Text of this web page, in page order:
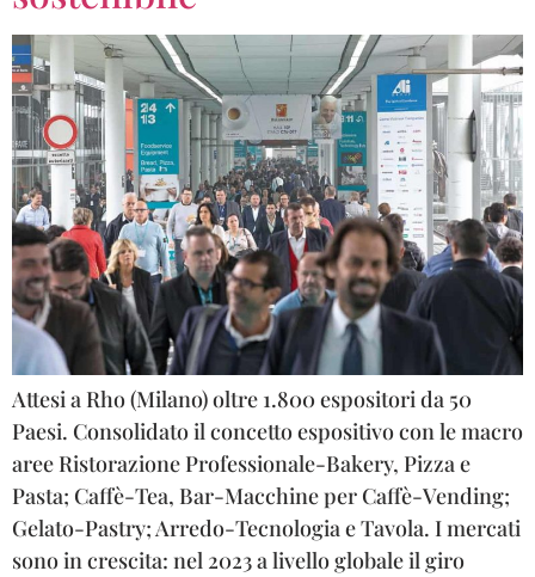
Attesi a Rho (Milano) oltre 1.800 espositori da 50
Paesi. Consolidato il concetto espositivo con le macro
aree Ristorazione Professionale-Bakery, Pizza e
Pasta; Caffè-Tea, Bar-Macchine per Caffè-Vending;
Gelato-Pastry; Arredo-Tecnologia e Tavola. I mercati
sono in crescita: nel 2023 a livello globale il giro